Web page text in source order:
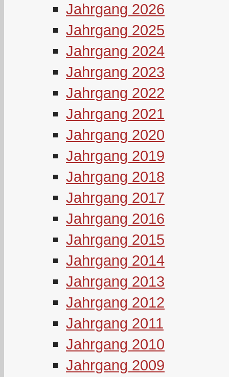
Jahrgang 2026
Jahrgang 2025
Jahrgang 2024
Jahrgang 2023
Jahrgang 2022
Jahrgang 2021
Jahrgang 2020
Jahrgang 2019
Jahrgang 2018
Jahrgang 2017
Jahrgang 2016
Jahrgang 2015
Jahrgang 2014
Jahrgang 2013
Jahrgang 2012
Jahrgang 2011
Jahrgang 2010
Jahrgang 2009